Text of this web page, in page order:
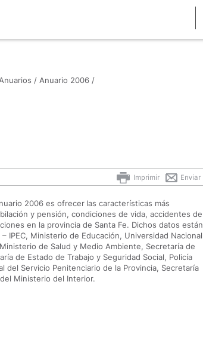
Anuarios / Anuario 2006 /
Enviar
Imprimir
2006 es ofrecer las características más
y pensión, condiciones de vida, accidentes de
en la provincia de Santa Fe. Dichos datos están
IPEC, Ministerio de Educación, Universidad Nacional
de Salud y Medio Ambiente, Secretaría de
de Estado de Trabajo y Seguridad Social, Policía
del Servicio Penitenciario de la Provincia, Secretaría
Ministerio del Interior.